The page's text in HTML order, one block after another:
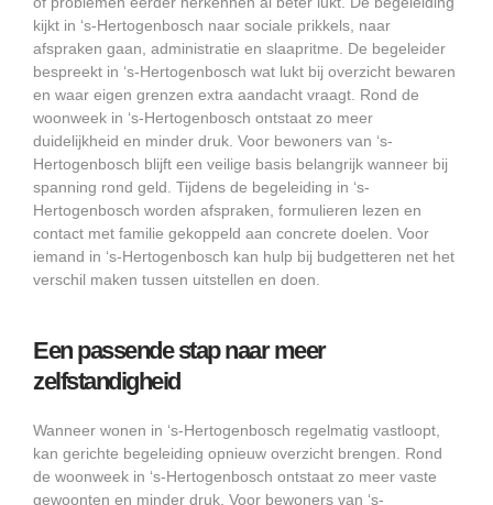
kijkt in ‘s-Hertogenbosch naar sociale prikkels, naar
afspraken gaan, administratie en slaapritme. De begeleider
bespreekt in ‘s-Hertogenbosch wat lukt bij overzicht bewaren
en waar eigen grenzen extra aandacht vraagt. Rond de
woonweek in ‘s-Hertogenbosch ontstaat zo meer
duidelijkheid en minder druk. Voor bewoners van ‘s-
Hertogenbosch blijft een veilige basis belangrijk wanneer bij
spanning rond geld. Tijdens de begeleiding in ‘s-
Hertogenbosch worden afspraken, formulieren lezen en
contact met familie gekoppeld aan concrete doelen. Voor
iemand in ‘s-Hertogenbosch kan hulp bij budgetteren net het
verschil maken tussen uitstellen en doen.
Een passende stap naar meer
zelfstandigheid
Wanneer wonen in ‘s-Hertogenbosch regelmatig vastloopt,
kan gerichte begeleiding opnieuw overzicht brengen. Rond
de woonweek in ‘s-Hertogenbosch ontstaat zo meer vaste
gewoonten en minder druk. Voor bewoners van ‘s-